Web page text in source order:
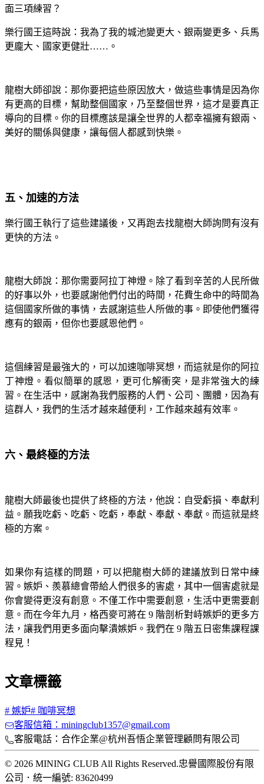
面三項練習？
樂行國王這時說：我為了我的城池變更大、銀兩變更多、兵馬
更龐大、國家更健壯……。
龍樹大師卻說：那你要把這些原因放大，做這些事情是因為你
有更高的目標，幫助整個國家，乃至整個世界，這才是要真正
導向的目標。你的目標應該是讓全世界的人都幸福擁有銀兩、
美好的關係與健康，讓每個人都感到快樂。
五、加速的方法
樂行國王執行了這些建議後，又再跑去找龍樹大師詢問有沒有
更快的方法。
龍樹大師說：那你需要阿拉丁神燈。除了看到辛苦的人民所做
的好事以外，也要感謝他們付出的時間，花費生命中的時間為
這個國家所做的事情，去感謝這些人所做的事。即使他們獲得
應有的銀兩，但你也要感恩他們。
這個練習是最強大的，可以加速咖啡冥想，而這就是你的阿拉
丁神燈。看似簡單的感恩，更可化解衝突，是非常強大的練
習。在生活中，感謝為我們服務的人們、公司、團體，因為有
這群人，我們的生活才越來越便利，工作越來越有效率。
六、最終極的方法
龍樹大師最後也提供了終極的方法，他說：自受虧損、奉獻利
益。願我吃虧、吃虧、吃虧，奉獻、奉獻、奉獻。而這就是終
極的方案。
如果你有這樣的問題，可以把龍樹大師的建議放到日常中練
習。嫉妒、羨慕總會帶給人們很多的害處，其中一個害處就是
你會變得更沒有創意。不僅工作中需要創意，生活中更需要創
意。而在今年九月，格西麥可將在 9 階剖析對峙嫉妒的更多方
法，讓我們用更多面向擊潰嫉妒。我們在 9 階五日密集課程課
程見！
文章標籤
# 嫉妒# 咖啡冥想
客服信箱：miningclub1357@gmail.com
客服電話：合作企業@杭州吾悟企業管理顧問有限公司
© 2026 MINING CLUB All Rights Reserved.忠譽國際股份有限
公司 ． 統一編號: 83620499